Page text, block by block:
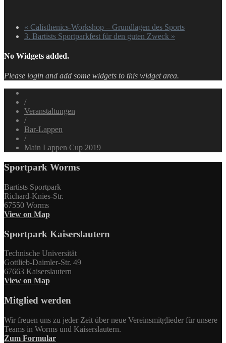
« Calisthenics-Workshop – Grundlagen des Sports
3. Bartists Sportparkfest für den guten Zweck »
No Widgets added.
Please login and add some widgets to this widget area.
/
Veranstaltungen
/
Bar-Lappen
/
Main Lappen Cup 2019
Sportpark Worms
Bartists Sportpark
Richard-Knies-Str.
67550 Worms
View on Map
Sportpark Kaiserslautern
Technische Universität
Gottlieb-Daimler-Str. 49
67663 Kaiserslautern
View on Map
Mitglied werden
Wir freuen uns zu jeder Zeit über neue Vereinsmitglieder für unsere
Teams in Worms und Kaiserslautern.
Zum Formular